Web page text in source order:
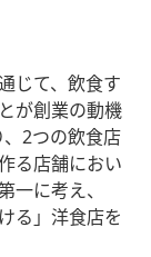
じて、飲食す
が創業の動機
2つの飲食店
る店舗におい
一に考え、
る」洋食店を